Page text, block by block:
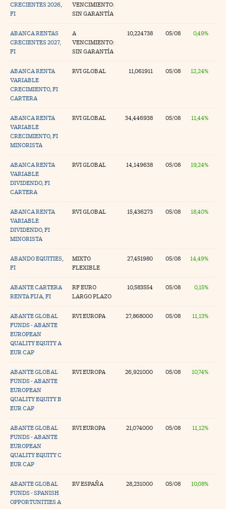
CRECIENTES 2026,
FI
VENCIMIENTO:
SIN GARANTÍA
ABANCA RENTAS
CRECIENTES 2027,
FI
A
VENCIMIENTO:
SIN GARANTÍA
10,224738 05/08 0,49%
ABANCA RENTA
VARIABLE
CRECIMIENTO, FI
CARTERA
RVI GLOBAL 11,061911 05/08 12,24%
ABANCA RENTA
VARIABLE
CRECIMIENTO, FI
MINORISTA
RVI GLOBAL 34,446938 05/08 11,44%
ABANCA RENTA
VARIABLE
DIVIDENDO, FI
CARTERA
RVI GLOBAL 14,149638 05/08 19,24%
ABANCA RENTA
VARIABLE
DIVIDENDO, FI
MINORISTA
RVI GLOBAL 15,436273 05/08 18,40%
ABANDO EQUITIES,
FI
MIXTO
FLEXIBLE
27,451980 05/08 14,49%
ABANTE CARTERA
RENTA FIJA, FI
RF EURO
LARGO PLAZO
10,583554 05/08 0,15%
ABANTE GLOBAL
FUNDS - ABANTE
EUROPEAN
QUALITY EQUITY A
EUR CAP
RVI EUROPA 27,868000 05/08 11,13%
ABANTE GLOBAL
FUNDS - ABANTE
EUROPEAN
QUALITY EQUITY B
EUR CAP
RVI EUROPA 26,921000 05/08 10,74%
ABANTE GLOBAL
FUNDS - ABANTE
EUROPEAN
QUALITY EQUITY C
EUR CAP
RVI EUROPA 21,074000 05/08 11,12%
ABANTE GLOBAL
FUNDS - SPANISH
OPPORTUNITIES A
RV ESPAÑA 28,231000 05/08 10,08%